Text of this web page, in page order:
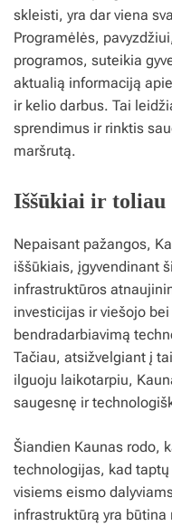
skleisti, yra dar viena
Programėlės,
programos, suteikia
aktualią informaciją
ir kelio darbus. Tai
sprendimus ir rinktis
maršrutą.
Iššūkiai ir toliau
Nepaisant pažangos,
iššūkiais, įgyvendinant
infrastruktūros
investicijas ir viešojo
bendradarbiavimą
Tačiau, atsižvelgiant į
ilguoju laikotarpiu,
saugesnę ir
Šiandien Kaunas rodo,
technologijas, kad
visiems eismo
infrastruktūrą yra